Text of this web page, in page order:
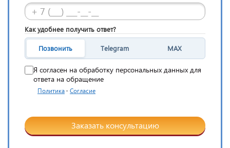
Как удобнее получить ответ?
Позвонить Telegram MAX
Я согласен на обработку персональных данных для
ответа на обращение
Политика · Согласие
Заказать консультацию